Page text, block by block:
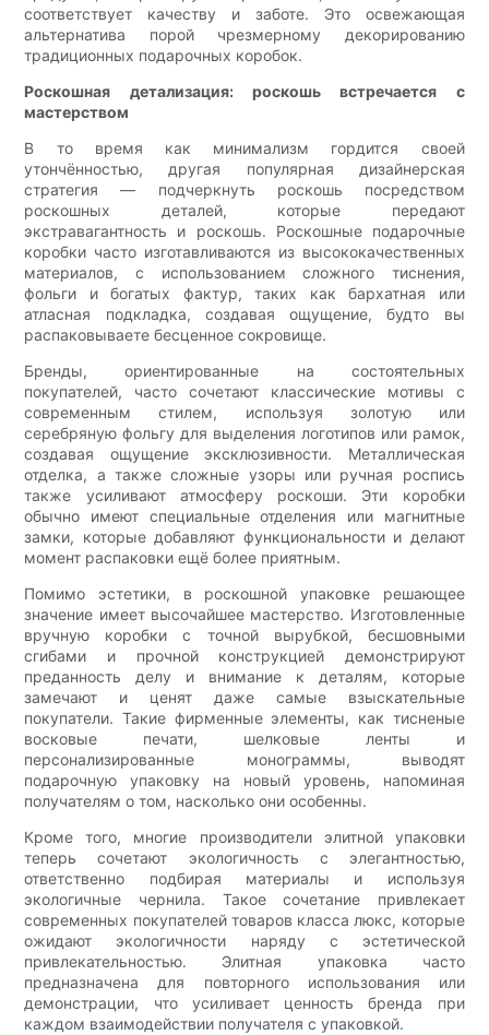
соответствует качеству и заботе. Это освежающая
альтернатива порой чрезмерному декорированию
традиционных подарочных коробок.
Роскошная детализация: роскошь встречается с
мастерством
В то время как минимализм гордится своей
утончённостью, другая популярная дизайнерская
стратегия — подчеркнуть роскошь посредством
роскошных деталей, которые передают
экстравагантность и роскошь. Роскошные подарочные
коробки часто изготавливаются из высококачественных
материалов, с использованием сложного тиснения,
фольги и богатых фактур, таких как бархатная или
атласная подкладка, создавая ощущение, будто вы
распаковываете бесценное сокровище.
Бренды, ориентированные на состоятельных
покупателей, часто сочетают классические мотивы с
современным стилем, используя золотую или
серебряную фольгу для выделения логотипов или рамок,
создавая ощущение эксклюзивности. Металлическая
отделка, а также сложные узоры или ручная роспись
также усиливают атмосферу роскоши. Эти коробки
обычно имеют специальные отделения или магнитные
замки, которые добавляют функциональности и делают
момент распаковки ещё более приятным.
Помимо эстетики, в роскошной упаковке решающее
значение имеет высочайшее мастерство. Изготовленные
вручную коробки с точной вырубкой, бесшовными
сгибами и прочной конструкцией демонстрируют
преданность делу и внимание к деталям, которые
замечают и ценят даже самые взыскательные
покупатели. Такие фирменные элементы, как тисненые
восковые печати, шелковые ленты и
персонализированные монограммы, выводят
подарочную упаковку на новый уровень, напоминая
получателям о том, насколько они особенны.
Кроме того, многие производители элитной упаковки
теперь сочетают экологичность с элегантностью,
ответственно подбирая материалы и используя
экологичные чернила. Такое сочетание привлекает
современных покупателей товаров класса люкс, которые
ожидают экологичности наряду с эстетической
привлекательностью. Элитная упаковка часто
предназначена для повторного использования или
демонстрации, что усиливает ценность бренда при
каждом взаимодействии получателя с упаковкой.